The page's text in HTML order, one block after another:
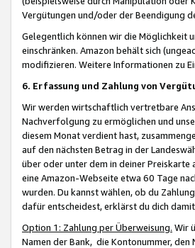
Vergütungen und/oder der Beendigung
Gelegentlich können wir die Möglichkeit
einschränken. Amazon behält sich
modifizieren. Weitere Informationen zu
6. Erfassung und Zahlung von
Wir werden wirtschaftlich vertretbare
Nachverfolgung zu ermöglichen und
diesem Monat verdient hast,
auf den nächsten Betrag in der
über oder unter dem in deiner
eine Amazon-Webseite etwa 60 Tage
wurden. Du kannst wählen, ob du
dafür entscheidest, erklärst du dich
Option 1: Zahlung per Überweisung. Wir
Namen der Bank, die Kontonummer,